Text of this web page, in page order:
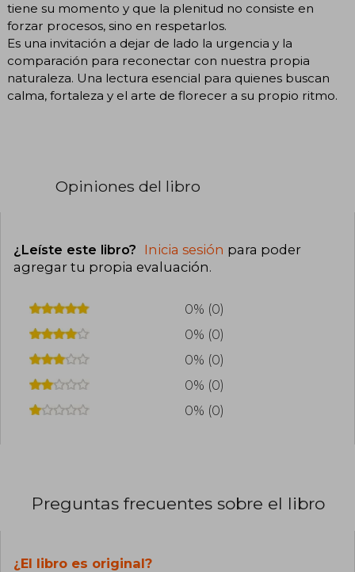
tiene su momento y que la plenitud no consiste en
forzar procesos, sino en respetarlos.
Es una invitación a dejar de lado la urgencia y la
comparación para reconectar con nuestra propia
naturaleza. Una lectura esencial para quienes buscan
calma, fortaleza y el arte de florecer a su propio ritmo.
Opiniones del libro
¿Leíste este libro? Inicia sesión para poder
agregar tu propia evaluación.
0% (0)
0% (0)
0% (0)
0% (0)
0% (0)
Preguntas frecuentes sobre el libro
¿El libro es original?